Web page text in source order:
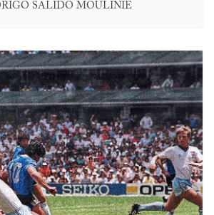
SALIDO MOULINIÉ